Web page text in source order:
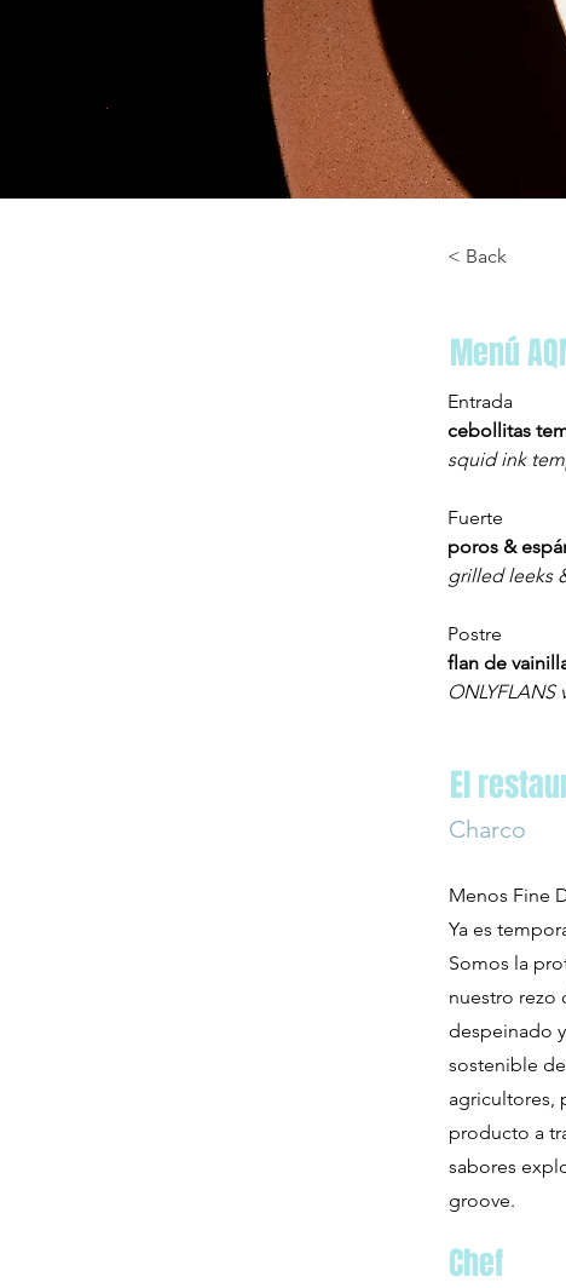
< Back
Menú
Entrada
cebollitas
squid ink
Fuerte
poros &
grilled leeks
Postre
flan de
El
Charco
Menos Fine
Ya es
Somos la
nuestro rezo
despeinado
sostenible
agricultores,
producto a
sabores
groove.
Chef